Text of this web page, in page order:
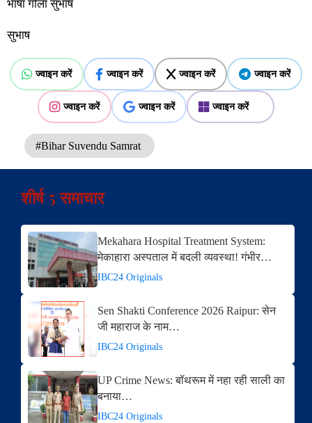
भाषा गोला सुभाष
सुभाष
ज्वाइन करें ज्वाइन करें ज्वाइन करें ज्वाइन करें
ज्वाइन करें ज्वाइन करें ज्वाइन करें
#Bihar Suvendu Samrat
शीर्ष 5 समाचार
Mekahara Hospital Treatment System:
मेकाहारा अस्पताल में बदली व्यवस्था! गंभीर…
IBC24 Originals
Sen Shakti Conference 2026 Raipur: सेन
जी महाराज के नाम…
IBC24 Originals
UP Crime News: बॉथरूम में नहा रही साली का
बनाया…
IBC24 Originals